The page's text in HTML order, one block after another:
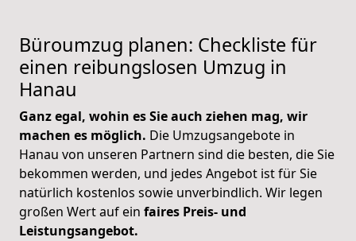
Büroumzug planen: Checkliste für
einen reibungslosen Umzug in
Hanau
Ganz egal, wohin es Sie auch ziehen mag, wir
machen es möglich. Die Umzugsangebote in
Hanau von unseren Partnern sind die besten, die Sie
bekommen werden, und jedes Angebot ist für Sie
natürlich kostenlos sowie unverbindlich. Wir legen
großen Wert auf ein faires Preis- und
Leistungsangebot.